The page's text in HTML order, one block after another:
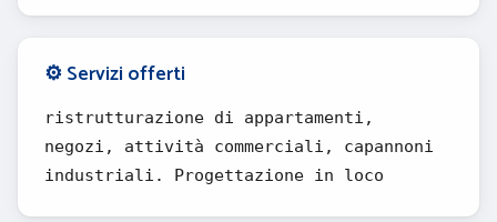
⚙️ Servizi offerti
ristrutturazione di appartamenti,
negozi, attività commerciali, capannoni
industriali. Progettazione in loco